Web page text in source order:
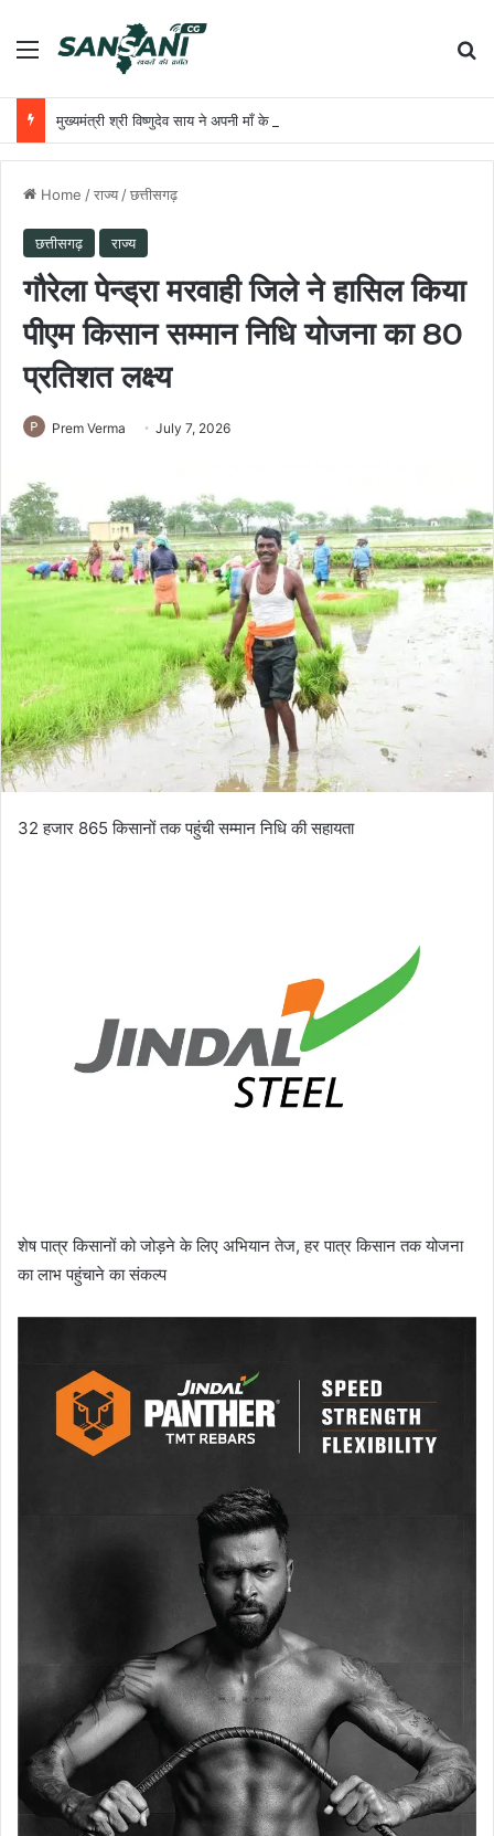
Menu
Home /राज्य /छत्तीसगढ़
छत्तीसगढ़ राज्य
गौरेला पेन्ड्रा मरवाही जिले ने हासिल किया
पीएम किसान सम्मान निधि योजना का 80
प्रतिशत लक्ष्य
Prem Verma July 7, 2026
32 हजार 865 किसानों तक पहुंची सम्मान निधि की सहायता
शेष पात्र किसानों को जोड़ने के लिए अभियान तेज, हर पात्र किसान तक योजना
का लाभ पहुंचाने का संकल्प